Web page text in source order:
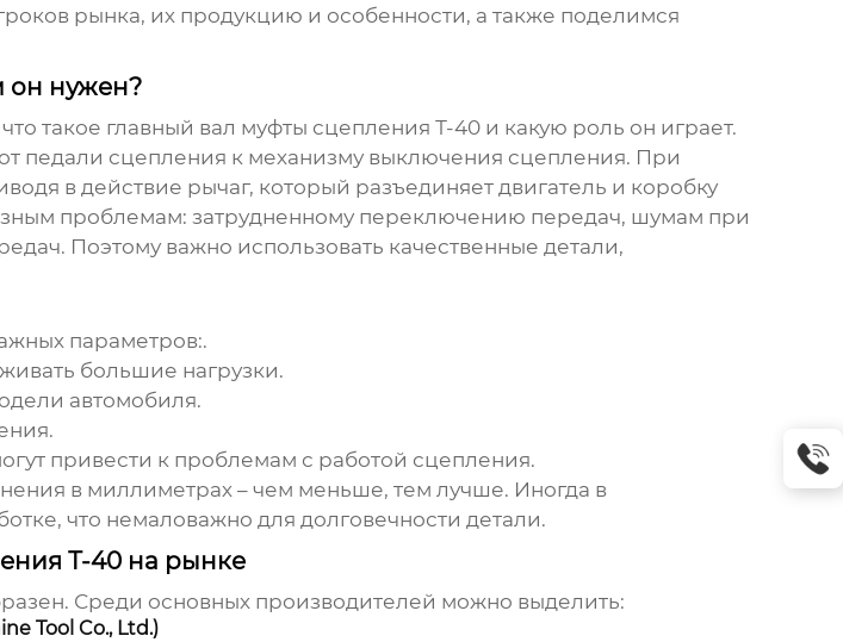
рынка, их продукцию и особенности, а также поделимся
он нужен?
такое главный вал муфты сцепления Т-40 и какую роль он играет.
педали сцепления к механизму выключения сцепления. При
в действие рычаг, который разъединяет двигатель и коробку
проблемам: затрудненному переключению передач, шумам при
Поэтому важно использовать качественные детали,
параметров:.
большие нагрузки.
автомобиля.
привести к проблемам с работой сцепления.
в миллиметрах – чем меньше, тем лучше. Иногда в
что немаловажно для долговечности детали.
Т-40 на рынке
Среди основных производителей можно выделить:
Tool Co., Ltd.)